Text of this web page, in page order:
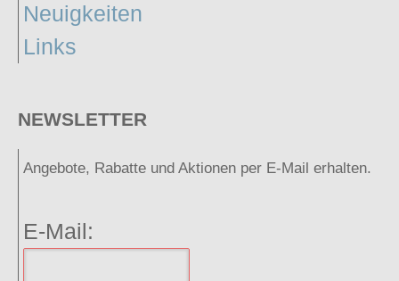
Neuigkeiten
Links
NEWSLETTER
Angebote, Rabatte und Aktionen per E-Mail erhalten.
E-Mail: